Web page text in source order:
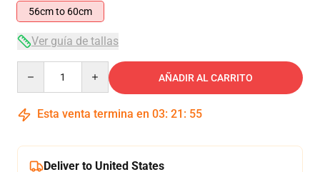
56cm to 60cm
Ver guía de tallas
AÑADIR AL CARRITO
Esta venta termina en 03: 21 : 55
Deliver to United States